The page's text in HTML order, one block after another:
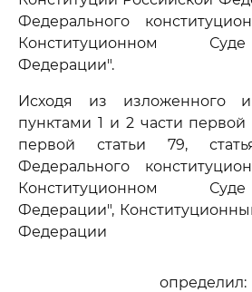
Федерального
Конституционном
Федерации".
Исходя из изложенного и
пунктами 1 и 2 части первой
первой статьи 79,
Федерального
Конституционном
Федерации",
Федерации
определил: